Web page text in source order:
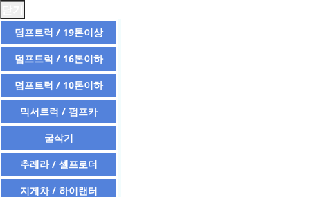
덤프트럭 / 19톤이상
덤프트럭 / 16톤이하
덤프트럭 / 10톤이하
믹서트럭 / 펌프카
굴삭기
추레라 / 셀프로더
지게차 / 하이랜터